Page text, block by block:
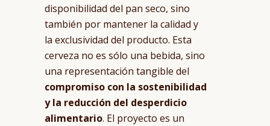
disponibilidad del pan seco, sino
también por mantener la calidad y
la exclusividad del producto. Esta
cerveza no es sólo una bebida, sino
una representación tangible del
compromiso con la sostenibilidad
y la reducción del desperdicio
alimentario. El proyecto es un